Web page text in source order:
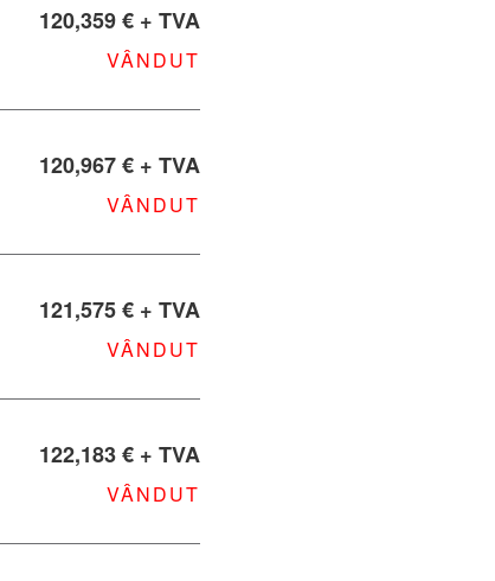
120,359 € + TVA
VÂNDUT
120,967 € + TVA
VÂNDUT
121,575 € + TVA
VÂNDUT
122,183 € + TVA
VÂNDUT